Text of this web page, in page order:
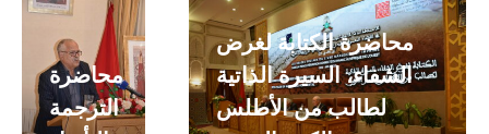
محاضرة
الترجمة
محاضرة الكتابة لغرض
الشفاء، السيرة الذاتية
لطالب من الأطلس